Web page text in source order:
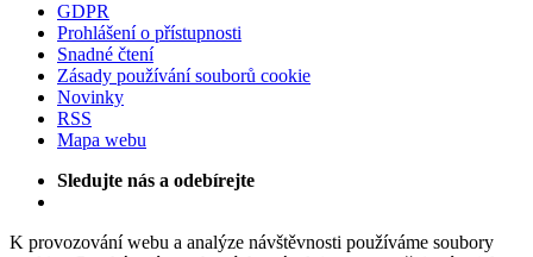
GDPR
Prohlášení o přístupnosti
Snadné čtení
Zásady používání souborů cookie
Novinky
RSS
Mapa webu
Sledujte nás a odebírejte
K provozování webu a analýze návštěvnosti používáme soubory